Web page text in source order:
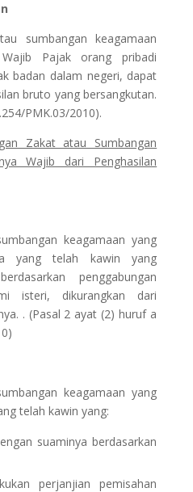
sumbangan keagamaan
Pajak orang pribadi
badan dalam negeri, dapat
bruto yang bersangkutan.
PMK.03/2010).
Zakat atau Sumbangan
Wajib dari Penghasilan
keagamaan yang
yang telah kawin yang
penggabungan
isteri, dikurangkan dari
. (Pasal 2 ayat (2) huruf a
keagamaan yang
telah kawin yang:
suaminya berdasarkan
perjanjian pemisahan